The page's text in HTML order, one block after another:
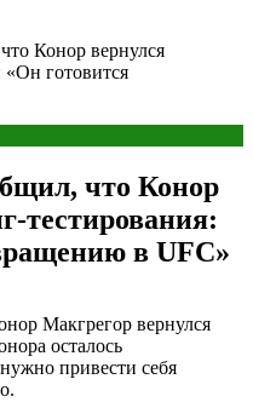
Конор вернулся
«Он готовится
что Конор
тестирования:
в UFC»
Макгрегор вернулся
осталось
привести себя